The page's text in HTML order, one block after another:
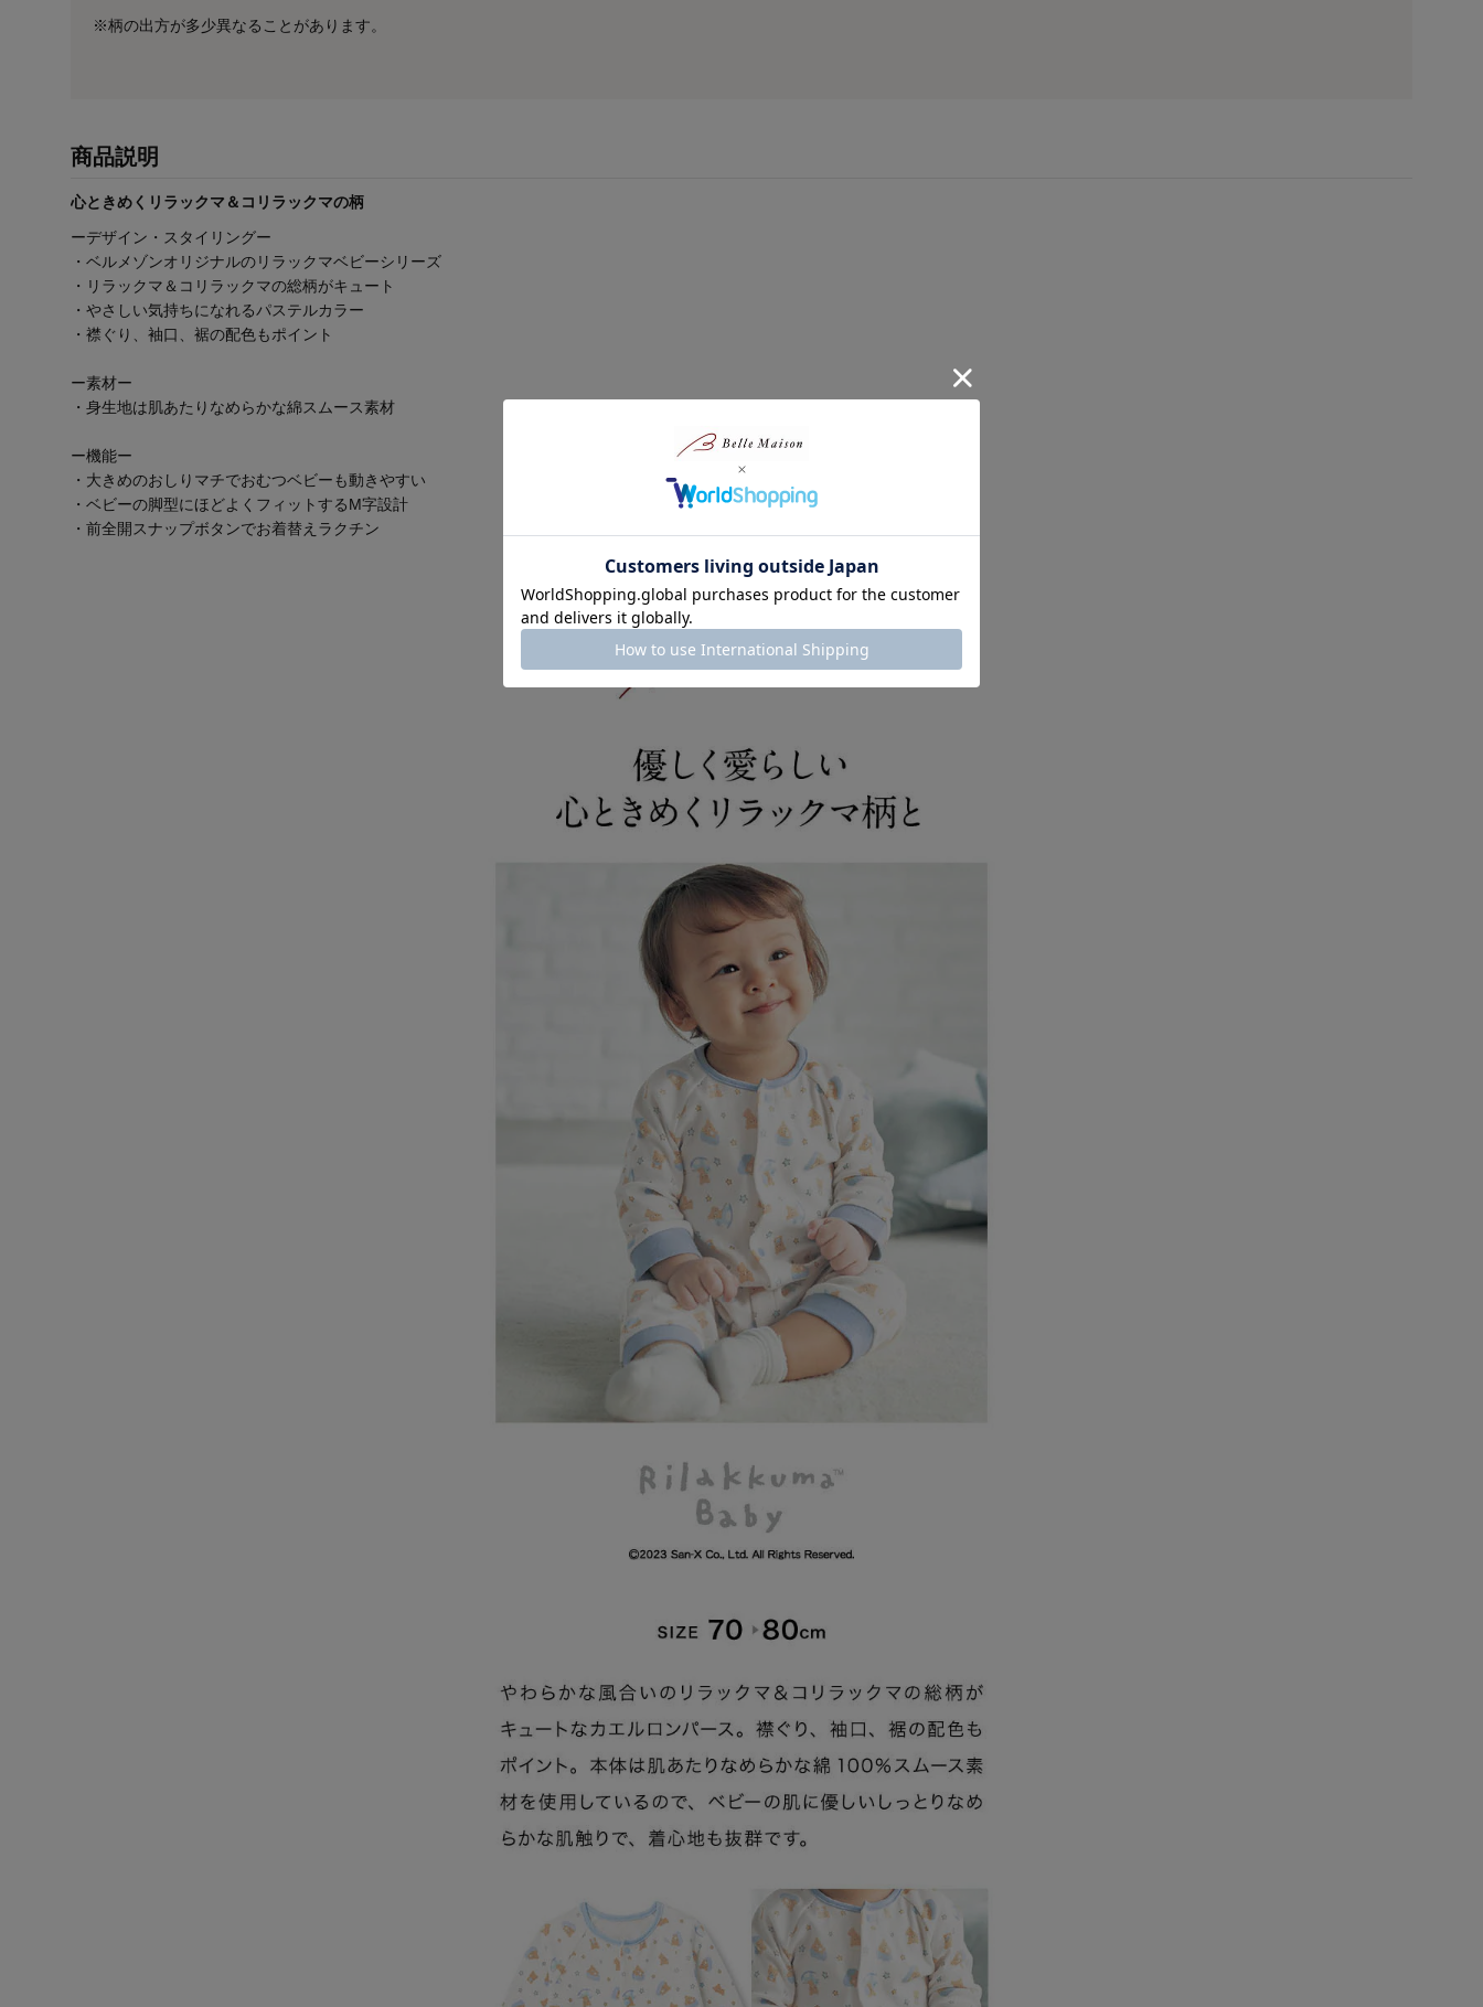
※柄の出方が多少異なることがあります。
商品説明
心ときめくリラックマ＆コリラックマの柄
ーデザイン・スタイリングー
・ベルメゾンオリジナルのリラックマベビーシリーズ
・リラックマ＆コリラックマの総柄がキュート
・やさしい気持ちになれるパステルカラー
・襟ぐり、袖口、裾の配色もポイント
ー素材ー
・身生地は肌あたりなめらかな綿スムース素材
ー機能ー
・大きめのおしりマチでおむつベビーも動きやすい
・ベビーの脚型にほどよくフィットするM字設計
・前全開スナップボタンでお着替えラクチン